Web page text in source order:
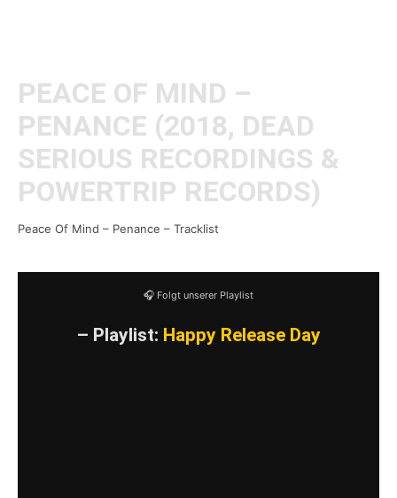
PEACE OF MIND –
PENANCE (2018, DEAD
SERIOUS RECORDINGS &
POWERTRIP RECORDS)
Peace Of Mind – Penance – Tracklist
🎧 Folgt unserer Playlist
– Playlist: Happy Release Day